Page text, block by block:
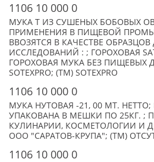
1106 10 000 0
МУКА Т ИЗ СУШЕНЫХ БОБОВЫХ
ПРИМЕНЕНИЯ В ПИЩЕВОЙ
ВВОЗЯТСЯ В КАЧЕСТВЕ
ИССЛЕДОВАНИЙ : ; ГОРОХОВАЯ
ГОРОХОВАЯ МУКА БЕЗ ПИЩЕВЫХ
SOTEXPRO; (TM) SOTEXPRO
1106 10 000 0
МУКА НУТОВАЯ -21, 00 МТ.
УПАКОВАНА В МЕШКИ ПО 25КГ. ;
КУЛИНАРИИ, КОСМЕТОЛОГИИ И
ООО "САРАТОВ-КРУПА"; (TM)
1106 10 000 0